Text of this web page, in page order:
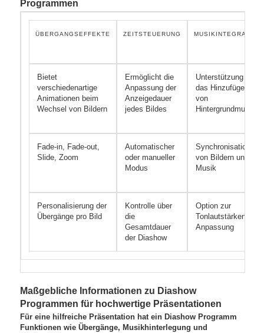
Programmen
ÜBERGANGSEFFEKTE ZEITSTEUERUNG MUSIKINTEGRATION
Bietet
verschiedenartige
Animationen beim
Wechsel von Bildern
Ermöglicht die
Anpassung der
Anzeigedauer
jedes Bildes
Unterstützung für
das Hinzufügen
von
Hintergrundmusik
Fade-in, Fade-out,
Slide, Zoom
Automatischer
oder manueller
Modus
Synchronisation
von Bildern und
Musik
Personalisierung der
Übergänge pro Bild
Kontrolle über
die
Gesamtdauer
der Diashow
Option zur
Tonlautstärken-
Anpassung
Maßgebliche Informationen zu Diashow
Programmen für hochwertige Präsentationen
Für eine hilfreiche Präsentation hat ein Diashow Programm
Funktionen wie Übergänge, Musikhinterlegung und